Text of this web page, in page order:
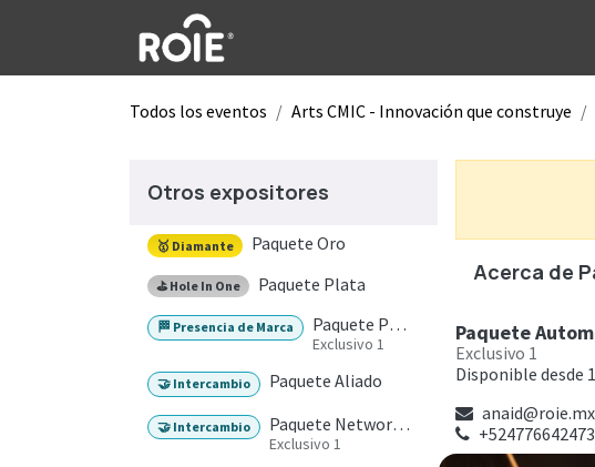
Todos los eventos Arts CMIC - Innovación que construye
Otros expositores
🥇 Diamante Paquete Oro
⛳ Hole In One Paquete Plata
🏁 Presencia de Marca Paquete Premium
Exclusivo 1
🤝 Intercambio Paquete Aliado
🤝 Intercambio Paquete Networking
Exclusivo 1
Acerca de
Paquete
Exclusivo 1
Disponible desde
anaid@roie.mx
+524776642473